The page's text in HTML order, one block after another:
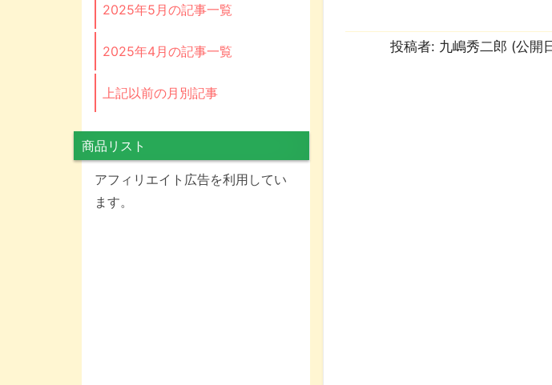
投稿者: 九嶋秀二郎 (公開
2025年5月の記事一覧
2025年4月の記事一覧
上記以前の月別記事
商品リスト
アフィリエイト広告を利用してい
ます。